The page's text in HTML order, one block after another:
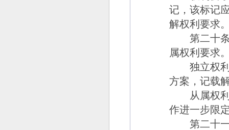
记，该标记
解权利要求
第二十
属权利要求
独立权利
方案，记载
从属权利
作进一步限
第二十